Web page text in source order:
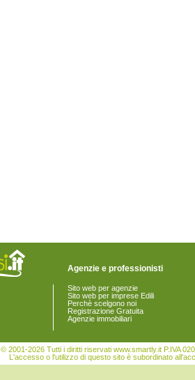
Agenzie e professionisti
Sito web per agenzie
Sito web per imprese Edili
Perchè scelgono noi
Registrazione Gratuita
Agenzie immobiliari
© 2001-2026 Tutti i diritti riservati www.smartly.it P.IVA
L'accesso o l'utilizzo di questo sito è subordinato